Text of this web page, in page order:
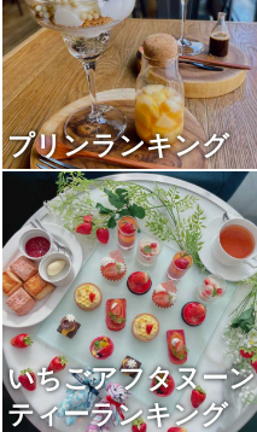
プリンランキング
いちごアフタヌーン
ティーランキング